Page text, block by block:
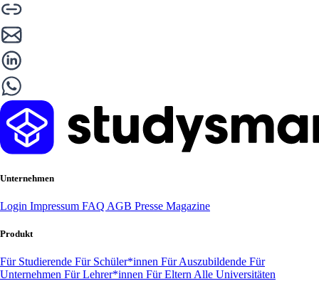
Unternehmen
Login Impressum FAQ AGB Presse Magazine
Produkt
Für Studierende Für Schüler*innen Für Auszubildende Für
Unternehmen Für Lehrer*innen Für Eltern Alle Universitäten